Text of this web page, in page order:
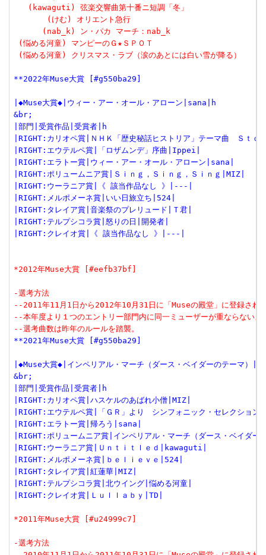
   (kawaguti) 弦楽交響曲第十番ニ短調「冬」
       (けむ) オリエント急行
      (nab_k) ン・パカ マーチ：nab_k
(悩める河童) マンピーのＧ★ＳＰＯＴ
(悩める河童) クリスマス・ラブ（涙のあとには白い雪が降る）
**2022年Muse大賞 [#g550ba29]
|◆Muse大賞◆|ウィー・アー・オール・アローン|sana|h
&br;
|部門|受賞作品|受賞者|h
|RIGHT:カリオペ賞|ＮＨＫ「歴史秘話ヒストリア」テーマ曲　Ｓｔ
|RIGHT:エウテルペ賞|「ロザムンデ」序曲|Ippei|
|RIGHT:エラトー賞|ウィー・アー・オール・アローン|sana|
|RIGHT:ポリュームニア賞|Ｓｉｎｇ，Ｓｉｎｇ，Ｓｉｎｇ|MIZ|
|RIGHT:ウーラニア賞|《 該当作品なし 》|---|
|RIGHT:メルポメーネ賞|いい日旅立ち|524|
|RIGHT:タレイア賞|音楽祭のプレリュード|Ｔ君|
|RIGHT:テルプシコラ賞|怒りの日|開発者|
|RIGHT:クレイオ賞|《 該当作品なし 》|---|
*2012年Muse大賞 [#eefb37bf]
-選考方法
--2011年11月1日から2012年10月31日に「Museの殿堂」に登録され
--本年度より１つのエントリー部門内に同一ミューザーが重ならない
--選考曲数は昨年のルールを踏襲。
**2021年Muse大賞 [#g550ba29]
|◆Muse大賞◆|インペリアル・マーチ（ダース・ベイダーのテーマ）
&br;
|部門|受賞作品|受賞者|h
|RIGHT:カリオペ賞|ハスケルのあばれ小僧|MIZ|
|RIGHT:エウテルペ賞|「ＧＲ」より　シンフォニック・セレクショ
|RIGHT:エラトー賞|帰ろう|sana|
|RIGHT:ポリュームニア賞|インペリアル・マーチ（ダース・ベイダ
|RIGHT:ウーラニア賞|Ｕｎｔｉｔｌｅｄ|kawaguti|
|RIGHT:メルポメーネ賞|ｂｅｌｉｅｖｅ|524|
|RIGHT:タレイア賞|紅蓮華|MIZ|
|RIGHT:テルプシコラ賞|北ウイング|悩める河童|
|RIGHT:クレイオ賞|Ｌｕｌｌａｂｙ|TD|
*2011年Muse大賞 [#u24999c7]
-選考方法